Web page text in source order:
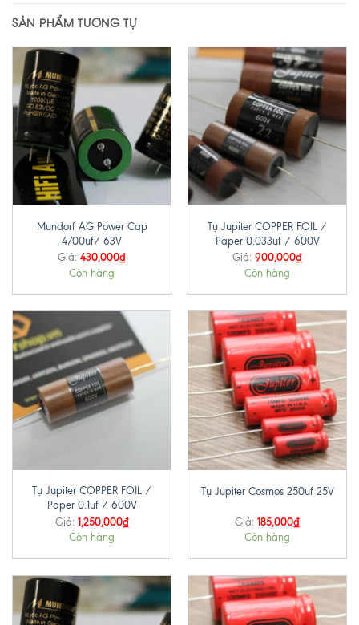
SẢN PHẨM TƯƠNG TỰ
Mundorf AG Power Cap
4700uf/ 63V
Giá: 430,000₫
Còn hàng
Tụ Jupiter COPPER FOIL /
Paper 0.033uf / 600V
Giá: 900,000₫
Còn hàng
Tụ Jupiter COPPER FOIL /
Paper 0.1uf / 600V
Giá: 1,250,000₫
Còn hàng
Tụ Jupiter Cosmos 250uf 25V
Giá: 185,000₫
Còn hàng